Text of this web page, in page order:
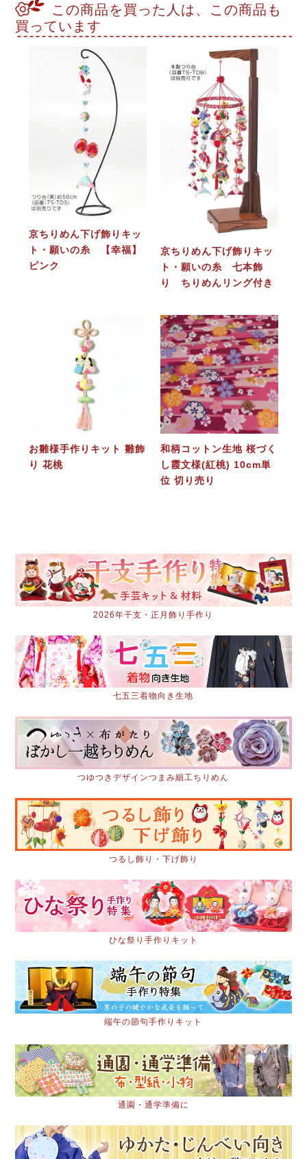
この商品を買った人は、この商品も
買っています
京ちりめん下げ飾りキッ
ト・願いの糸 【幸福】
ピンク
京ちりめん下げ飾りキッ
ト・願いの糸 七本飾
り ちりめんリング付き
お雛様手作りキット 雛飾
り 花桃
和柄コットン生地 桜づく
し霞文様(紅桃) 10cm単
位 切り売り
2026年干支・正月飾り手作り
七五三着物向き生地
つゆつきデザインつまみ細工ちりめん
つるし飾り・下げ飾り
ひな祭り手作りキット
端午の節句手作りキット
通園・通学準備に